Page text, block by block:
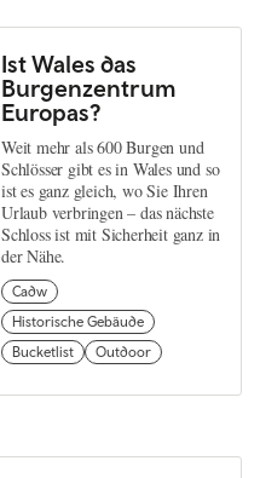
Ist Wales das
Burgenzentrum
Europas?
Weit mehr als 600 Burgen und
Schlösser gibt es in Wales und so
ist es ganz gleich, wo Sie Ihren
Urlaub verbringen – das nächste
Schloss ist mit Sicherheit ganz in
der Nähe.
Cadw
Historische Gebäude
Bucketlist
Outdoor